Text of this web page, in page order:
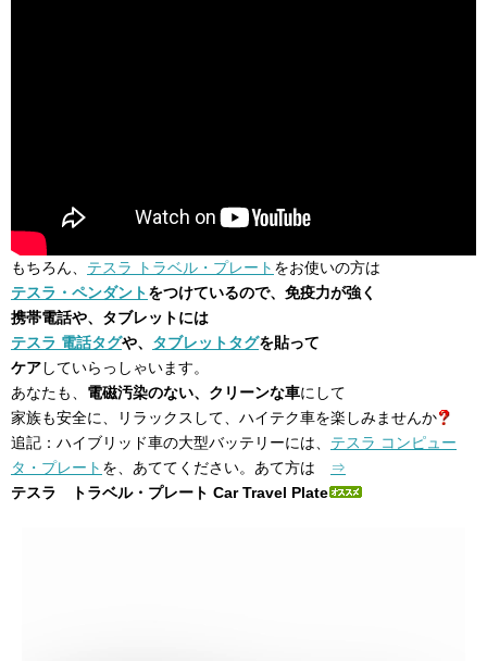
もちろん、 テスラ トラベル・プレート をお使いの方は
テスラ・ペンダントをつけているので、免疫力が強く
携帯電話や、タブレットには
テスラ 電話タグや、 タブレットタグを貼って
ケアしていらっしゃいます。
あなたも、 電磁汚染のない、クリーンな車にして
家族も安全に、リラックスして、ハイテク車を楽しみませんか
追記：ハイブリッド車の大型バッテリーには、 テスラ コンピュー
タ・プレート を、あててください。あて方は
⇒
テスラ トラベル・プレート Car Travel Plate